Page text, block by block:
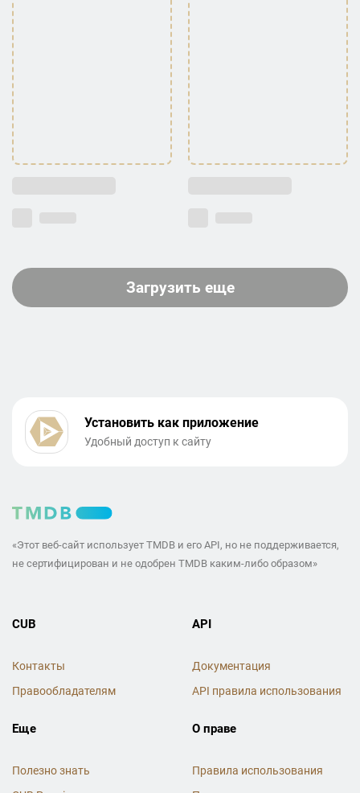
Загрузить еще
Установить как приложение
Удобный доступ к сайту
«Этот веб-сайт использует TMDB и его API, но не поддерживается,
не сертифицирован и не одобрен TMDB каким-либо образом»
CUB
Контакты
Правообладателям
API
Документация
API правила использования
Еще
Полезно знать
О праве
Правила использования